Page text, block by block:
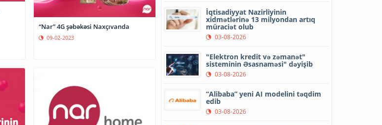
“Nar” 4G şəbəkəsi Naxçıvanda
09-02-2023
İqtisadiyyat Nazirliyinin
xidmətlərinə 13 milyondan artıq
müraciət olub
03-08-2026
"Elektron kredit və zəmanət"
sisteminin Əsasnaməsi" dəyişib
03-08-2026
“Alibaba” yeni AI modelini təqdim
edib
03-08-2026